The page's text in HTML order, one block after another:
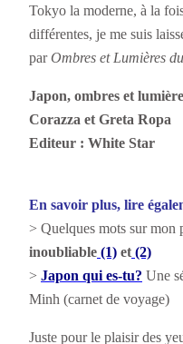
Tokyo la moderne, à la
différentes, je me suis
parOmbres et Lumières
Japon, ombres et
Corazza et Greta Ropa
Editeur : White Star
En savoir plus, lire
> Quelques mots sur mon
inoubliable (1) et(2)
> Japon qui es-tu? Une
Minh (carnet de voyage)
Juste pour le plaisir des